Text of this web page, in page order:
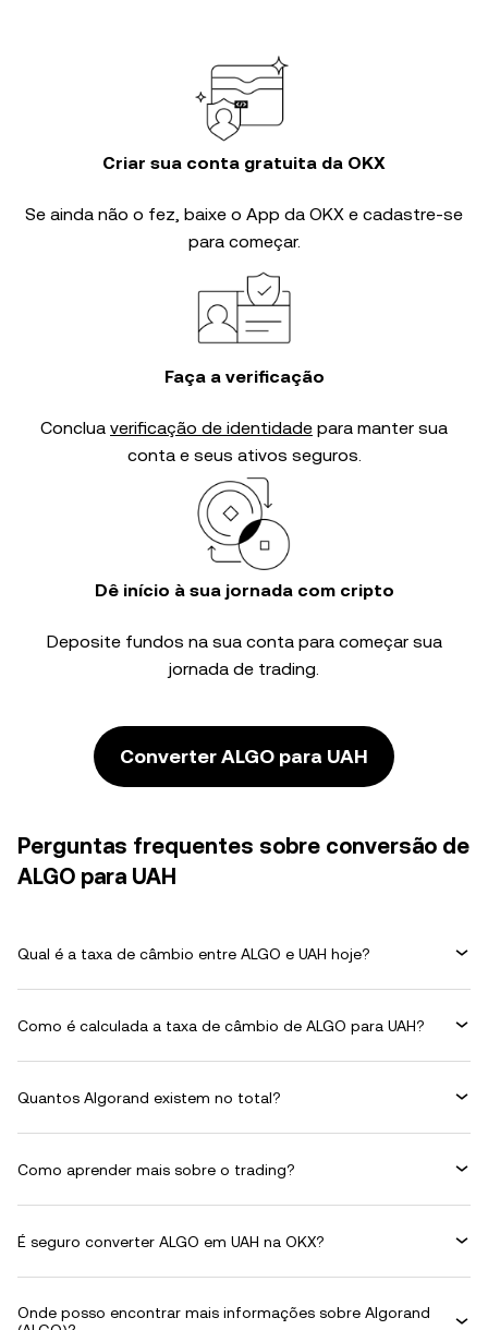
Criar sua conta gratuita da OKX
Se ainda não o fez, baixe o App da OKX e cadastre-se
para começar.
Faça a verificação
Conclua verificação de identidade para manter sua
conta e seus ativos seguros.
Dê início à sua jornada com cripto
Deposite fundos na sua conta para começar sua
jornada de trading.
Converter ALGO para UAH
Perguntas frequentes sobre conversão de
ALGO para UAH
Qual é a taxa de câmbio entre ALGO e UAH hoje?
Como é calculada a taxa de câmbio de ALGO para UAH?
Quantos Algorand existem no total?
Como aprender mais sobre o trading?
É seguro converter ALGO em UAH na OKX?
Onde posso encontrar mais informações sobre Algorand